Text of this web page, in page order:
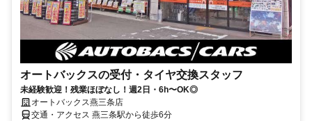
オートバックスの受付・タイヤ交換スタッフ
未経験歓迎！残業ほぼなし！週2日・6h〜OK◎
オートバックス燕三条店
交通・アクセス 燕三条駅から徒歩6分